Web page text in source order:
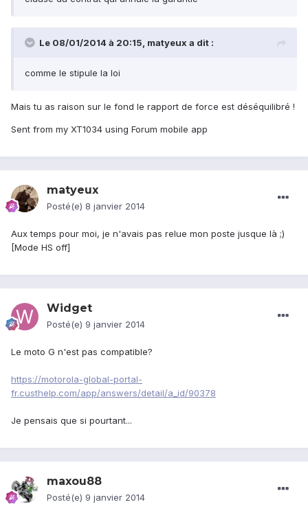
Le 08/01/2014 à 20:15, matyeux a dit :
comme le stipule la loi
Mais tu as raison sur le fond le rapport de force est déséquilibré !
Sent from my XT1034 using Forum mobile app
matyeux
Posté(e) 8 janvier 2014
Aux temps pour moi, je n'avais pas relue mon poste jusque là ;)
[Mode HS off]
Widget
Posté(e) 9 janvier 2014
Le moto G n'est pas compatible?
https://motorola-global-portal-
fr.custhelp.com/app/answers/detail/a_id/90378
Je pensais que si pourtant...
maxou88
Posté(e) 9 janvier 2014